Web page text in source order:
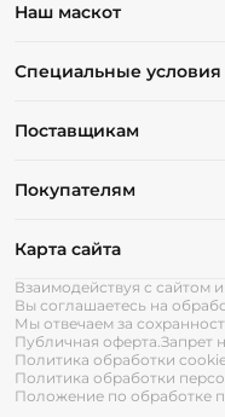
Наш маскот
Специальные
Поставщикам
Покупателям
Карта сайта
Взаимодействуя с сайтом
Вы соглашаетесь на
Мы отвечаем за
Публичная оферта.Запрет
Политика обработки
Политика обработки
Положение по обработке